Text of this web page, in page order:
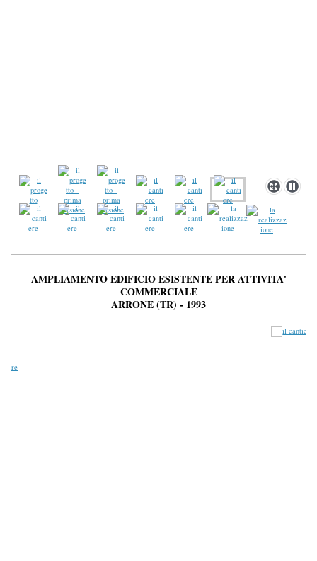
AMPLIAMENTO EDIFICIO ESISTENTE PER ATTIVITA'
COMMERCIALE
ARRONE (TR) - 1993